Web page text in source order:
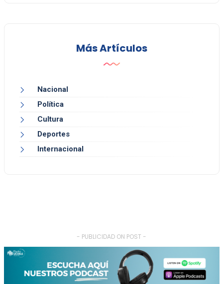
Más Artículos
Nacional
Política
Cultura
Deportes
Internacional
- PUBLICIDAD ON POST -